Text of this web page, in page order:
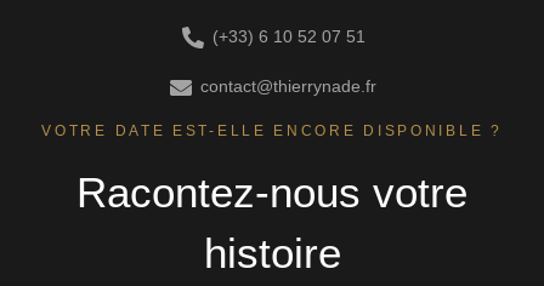
(+33) 6 10 52 07 51
contact@thierrynade.fr
VOTRE DATE EST-ELLE ENCORE DISPONIBLE ?
Racontez-nous votre
histoire